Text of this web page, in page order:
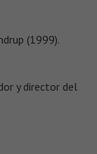
(1999).
y director del